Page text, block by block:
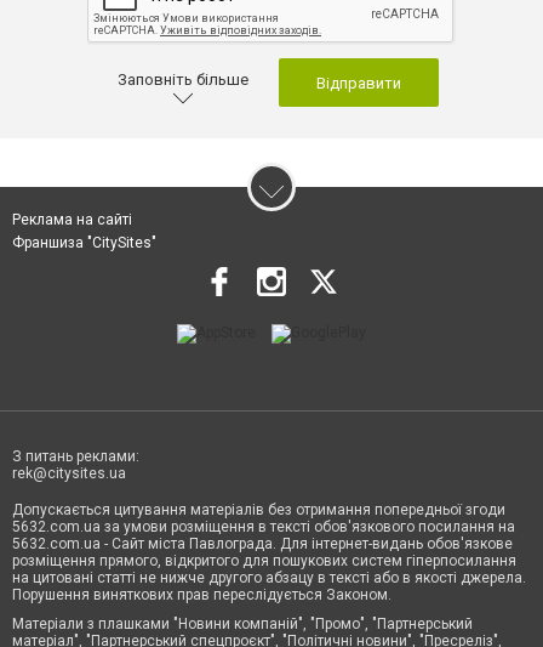
Заповніть більше Відправити
Реклама на сайті
Франшиза "CitySites"
З питань реклами:
rek@citysites.ua
Допускається цитування матеріалів без отримання попередньої згоди
5632.com.ua за умови розміщення в тексті обов'язкового посилання на
5632.com.ua - Сайт міста Павлограда. Для інтернет-видань обов'язкове
розміщення прямого, відкритого для пошукових систем гіперпосилання
на цитовані статті не нижче другого абзацу в тексті або в якості джерела.
Порушення виняткових прав переслідується Законом.
Матеріали з плашками "Новини компаній", "Промо", "Партнерський
матеріал", "Партнерський спецпроєкт", "Політичні новини", "Пресреліз",